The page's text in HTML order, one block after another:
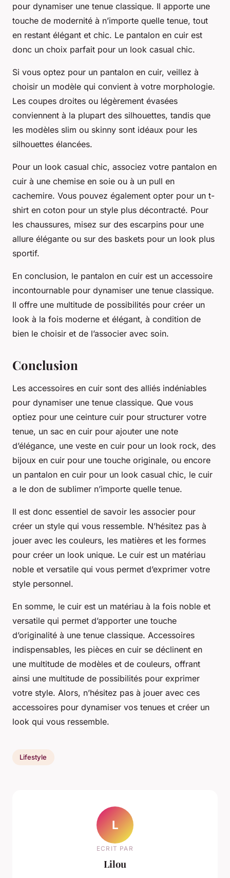
pour dynamiser une tenue classique. Il apporte une
touche de modernité à n’importe quelle tenue, tout
en restant élégant et chic. Le pantalon en cuir est
donc un choix parfait pour un look casual chic.
Si vous optez pour un pantalon en cuir, veillez à
choisir un modèle qui convient à votre morphologie.
Les coupes droites ou légèrement évasées
conviennent à la plupart des silhouettes, tandis que
les modèles slim ou skinny sont idéaux pour les
silhouettes élancées.
Pour un look casual chic, associez votre pantalon en
cuir à une chemise en soie ou à un pull en
cachemire. Vous pouvez également opter pour un t-
shirt en coton pour un style plus décontracté. Pour
les chaussures, misez sur des escarpins pour une
allure élégante ou sur des baskets pour un look plus
sportif.
En conclusion, le pantalon en cuir est un accessoire
incontournable pour dynamiser une tenue classique.
Il offre une multitude de possibilités pour créer un
look à la fois moderne et élégant, à condition de
bien le choisir et de l’associer avec soin.
Conclusion
Les accessoires en cuir sont des alliés indéniables
pour dynamiser une tenue classique. Que vous
optiez pour une ceinture cuir pour structurer votre
tenue, un sac en cuir pour ajouter une note
d’élégance, une veste en cuir pour un look rock, des
bijoux en cuir pour une touche originale, ou encore
un pantalon en cuir pour un look casual chic, le cuir
a le don de sublimer n’importe quelle tenue.
Il est donc essentiel de savoir les associer pour
créer un style qui vous ressemble. N’hésitez pas à
jouer avec les couleurs, les matières et les formes
pour créer un look unique. Le cuir est un matériau
noble et versatile qui vous permet d’exprimer votre
style personnel.
En somme, le cuir est un matériau à la fois noble et
versatile qui permet d’apporter une touche
d’originalité à une tenue classique. Accessoires
indispensables, les pièces en cuir se déclinent en
une multitude de modèles et de couleurs, offrant
ainsi une multitude de possibilités pour exprimer
votre style. Alors, n’hésitez pas à jouer avec ces
accessoires pour dynamiser vos tenues et créer un
look qui vous ressemble.
Lifestyle
L
ECRIT PAR
Lilou